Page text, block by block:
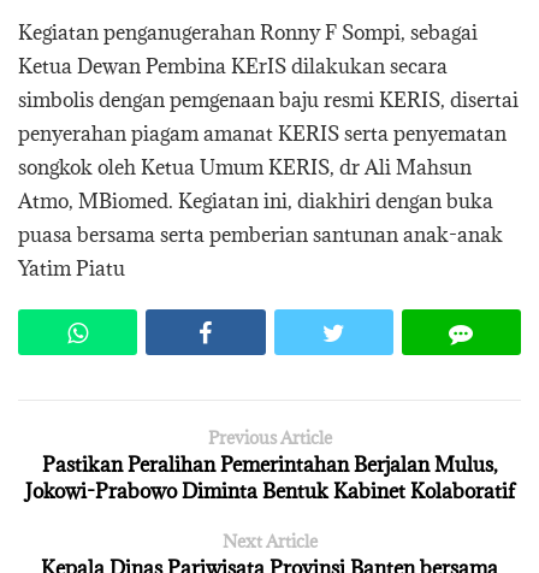
Kegiatan penganugerahan Ronny F Sompi, sebagai
Ketua Dewan Pembina KErIS dilakukan secara
simbolis dengan pemgenaan baju resmi KERIS, disertai
penyerahan piagam amanat KERIS serta penyematan
songkok oleh Ketua Umum KERIS, dr Ali Mahsun
Atmo, MBiomed. Kegiatan ini, diakhiri dengan buka
puasa bersama serta pemberian santunan anak-anak
Yatim Piatu
Previous Article
Pastikan Peralihan Pemerintahan Berjalan Mulus,
Jokowi-Prabowo Diminta Bentuk Kabinet Kolaboratif
Next Article